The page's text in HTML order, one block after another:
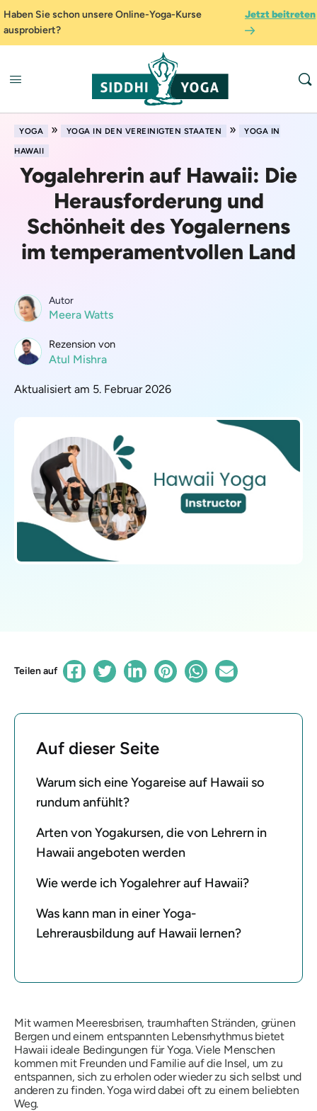
Haben Sie schon unsere Online-Yoga-Kurse
ausprobiert?
Jetzt beitreten
YOGA » YOGA IN DEN VEREINIGTEN STAATEN »
YOGA IN
HAWAII
Yogalehrerin auf Hawaii: Die
Herausforderung und
Schönheit des Yogalernens
im temperamentvollen Land
Autor
Meera Watts
Rezension von
Atul Mishra
Aktualisiert am 5. Februar 2026
Teilen auf
Auf dieser Seite
Warum sich eine Yogareise auf Hawaii so
rundum anfühlt?
Arten von Yogakursen, die von Lehrern in
Hawaii angeboten werden
Wie werde ich Yogalehrer auf Hawaii?
Was kann man in einer Yoga-
Lehrerausbildung auf Hawaii lernen?
Mit warmen Meeresbrisen, traumhaften Stränden, grünen
Bergen und einem entspannten Lebensrhythmus bietet
Hawaii ideale Bedingungen für Yoga. Viele Menschen
kommen mit Freunden und Familie auf die Insel, um zu
entspannen, sich zu erholen oder wieder zu sich selbst und
anderen zu finden. Yoga wird dabei oft zu einem beliebten
Weg.